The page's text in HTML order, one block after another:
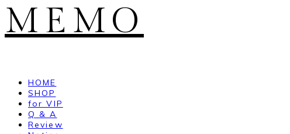
MEMO
HOME
SHOP
for VIP
Q & A
Review